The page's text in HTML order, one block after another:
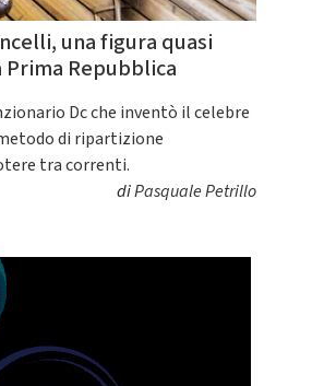
una figura quasi
Repubblica
Dc che inventò il celebre
di ripartizione
tra correnti.
diPasquale Petrillo